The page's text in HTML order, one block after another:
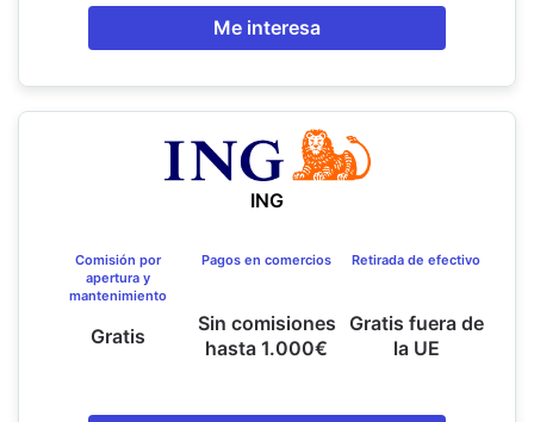
Me interesa
ING
Comisión por
apertura y
mantenimiento
Gratis
Pagos en comercios
Sin comisiones
hasta 1.000€
Retirada de efectivo
Gratis fuera de
la UE